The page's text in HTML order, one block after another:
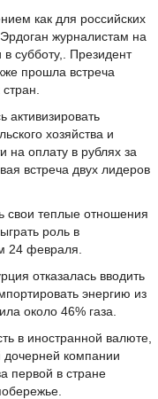
как для российских
журналистам на
субботу,. Президент
прошла встреча
активизировать
хозяйства и
на оплату в рублях за
встреча двух лидеров
свои теплые отношения
роль в
24 февраля.
отказалась вводить
энергию из
около 46% газа.
в иностранной валюте,
компании
первой в стране